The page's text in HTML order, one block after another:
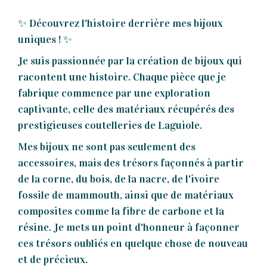
✨ Découvrez l'histoire derrière mes bijoux
uniques ! ✨
Je suis passionnée par la création de bijoux qui
racontent une histoire. Chaque pièce que je
fabrique commence par une exploration
captivante, celle des matériaux récupérés des
prestigieuses coutelleries de Laguiole.
Mes bijoux ne sont pas seulement des
accessoires, mais des trésors façonnés à partir
de la corne, du bois, de la nacre, de l'ivoire
fossile de mammouth, ainsi que de matériaux
composites comme la fibre de carbone et la
résine. Je mets un point d'honneur à façonner
ces trésors oubliés en quelque chose de nouveau
et de précieux.